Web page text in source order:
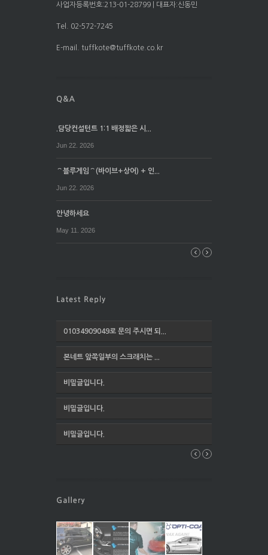
사업자등록번호:213-01-28799 | 대표자:신동민
Tel. 02-572-7245
E-mail. tuffkote@tuffkote.co.kr
.담당컨설턴트 1:1 배정짧은 시...
Jun 22. 2026
⌒블루게임⌒(바이브+상어) + 인...
Jun 22. 2026
안녕하세요
May 11. 2026
01034909049로 문의 주시면 되...
본네트 앞쪽일부의 스크래치는 ...
비밀글입니다.
비밀글입니다.
비밀글입니다.